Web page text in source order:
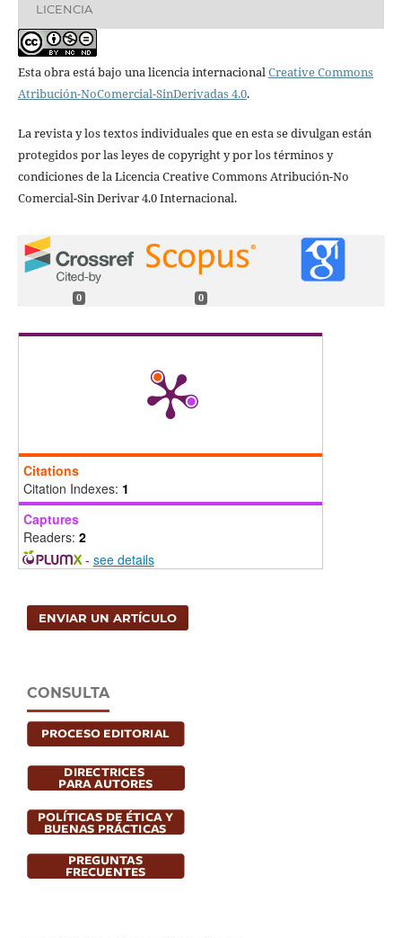
LICENCIA
Esta obra está bajo una licencia internacional Creative Commons
Atribución-NoComercial-SinDerivadas 4.0.
La revista y los textos individuales que en esta se divulgan están
protegidos por las leyes de copyright y por los términos y
condiciones de la Licencia Creative Commons Atribución-No
Comercial-Sin Derivar 4.0 Internacional.
0 0
Citations
Citation Indexes: 1
Captures
Readers: 2
- see details
ENVIAR UN ARTÍCULO
CONSULTA